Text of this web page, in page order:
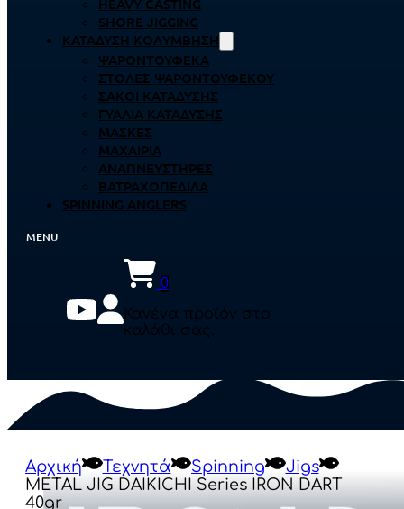
HEAVY CASTING
SHORE JIGGING
ΚΑΤΆΔΥΣΗ ΚΟΛΎΜΒΗΣΗ
ΨΑΡΟΝΤΟΎΦΕΚΑ
ΣΤΟΛΈΣ ΨΑΡΟΝΤΟΎΦΕΚΟΥ
ΣΆΚΟΙ ΚΑΤΆΔΥΣΗΣ
ΓΥΑΛΙΆ ΚΑΤΆΔΥΣΗΣ
ΜΆΣΚΕΣ
ΜΑΧΑΊΡΙΑ
ΑΝΑΠΝΕΥΣΤΉΡΕΣ
ΒΑΤΡΑΧΟΠΈΔΙΛΑ
SPINNING ANGLERS
0
Κανένα προϊόν στο
καλάθι σας.
Αρχική Τεχνητά Spinning
Jigs
METAL JIG DAIKICHI Series IRON DART
40gr